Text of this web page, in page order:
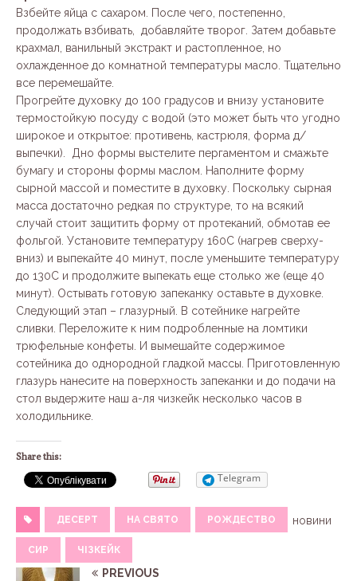
Взбейте яйца с сахаром. После чего, постепенно,
продолжать взбивать, добавляйте творог. Затем добавьте
крахмал, ванильный экстракт и растопленное, но
охлажденное до комнатной температуры масло. Тщательно
все перемешайте.
Прогрейте духовку до 100 градусов и внизу установите
термостойкую посуду с водой (это может быть что угодно
широкое и открытое: противень, кастрюля, форма д/
выпечки). Дно формы выстелите пергаментом и смажьте
бумагу и стороны формы маслом. Наполните форму
сырной массой и поместите в духовку. Поскольку сырная
масса достаточно редкая по структуре, то на всякий
случай стоит защитить форму от протеканий, обмотав ее
фольгой. Установите температуру 160С (нагрев сверху-
вниз) и выпекайте 40 минут, после уменьшите температуру
до 130С и продолжите выпекать еще столько же (еще 40
минут). Остывать готовую запеканку оставьте в духовке.
Следующий этап – глазурный. В сотейнике нагрейте
сливки. Переложите к ним подробленные на ломтики
трюфельные конфеты. И вымешайте содержимое
сотейника до однородной гладкой массы. Приготовленную
глазурь нанесите на поверхность запеканки и до подачи на
стол выдержите наш а-ля чизкейк несколько часов в
холодильнике.
Share this:
Telegram
ДЕСЕРТ НА СВЯТО РОЖДЕСТВО
СИР ЧІЗКЕЙК
новини
PREVIOUS